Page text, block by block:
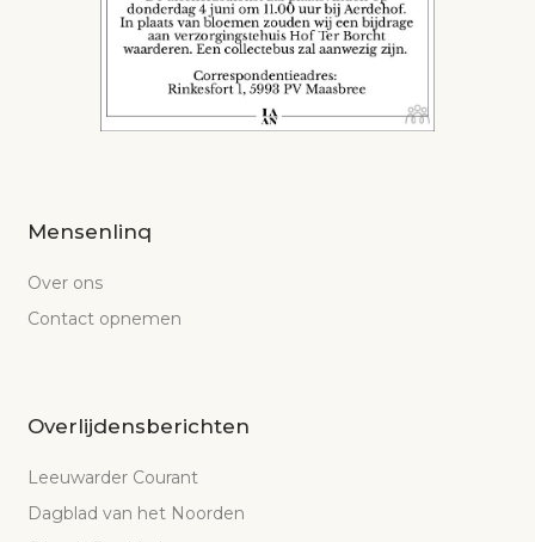
Mensenlinq
Over ons
Contact opnemen
Overlijdensberichten
Leeuwarder Courant
Dagblad van het Noorden